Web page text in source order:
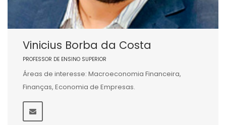
Vinicius Borba da Costa
PROFESSOR DE ENSINO SUPERIOR
Áreas de interesse: Macroeconomia Financeira,
Finanças, Economia de Empresas.